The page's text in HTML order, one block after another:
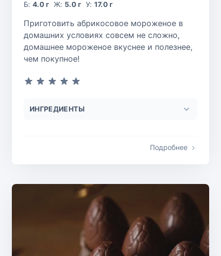
Б:4.0 г Ж: 5.0 г У: 17.0 г
Приготовить абрикосовое мороженое в
домашних условиях совсем не сложно,
домашнее мороженое вкуснее и полезнее,
чем покупное!
ИНГРЕДИЕНТЫ
Подробнее